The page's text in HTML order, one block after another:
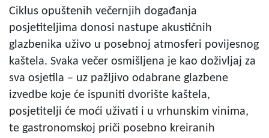
Ciklus opuštenih večernjih događanja
posjetiteljima donosi nastupe akustičnih
glazbenika uživo u posebnoj atmosferi povijesnog
kaštela. Svaka večer osmišljena je kao doživljaj za
sva osjetila – uz pažljivo odabrane glazbene
izvedbe koje će ispuniti dvorište kaštela,
posjetitelji će moći uživati i u vrhunskim vinima,
te gastronomskoj priči posebno kreiranih